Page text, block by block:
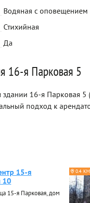
Водяная с оповещением
Стихийная
Да
16-я Парковая 5
16-я Парковая 5
подход к
15-я
10
15-я Парковая, дом
0.4 КМ